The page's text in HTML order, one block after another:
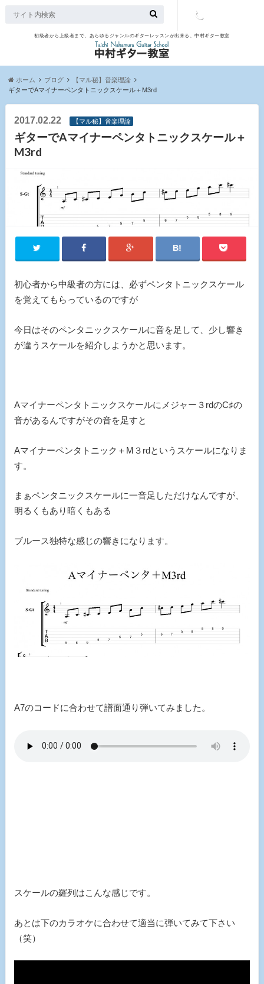
初級者から上級者まで、あらゆるジャンルのギターレッスンが出来る、中村ギター教室
ホーム ブログ
【マル秘】音楽理論
ギターでAマイナーペンタトニックスケール＋M3rd
2017.02.22 【マル秘】音楽理論
ギターでAマイナーペンタトニックスケール＋
M3rd
初心者から中級者の方には、必ずペンタトニックスケール
を覚えてもらっているのですが
今日はそのペンタニックスケールに音を足して、少し響き
が違うスケールを紹介しようかと思います。
Aマイナーペンタトニックスケールにメジャー３rdのC♯の
音があるんですがその音を足すと
Aマイナーペンタトニック＋M３rdというスケールになりま
す。
まぁペンタニックスケールに一音足しただけなんですが、
明るくもあり暗くもある
ブルース独特な感じの響きになります。
A7のコードに合わせて譜面通り弾いてみました。
スケールの羅列はこんな感じです。
あとは下のカラオケに合わせて適当に弾いてみて下さい
（笑）